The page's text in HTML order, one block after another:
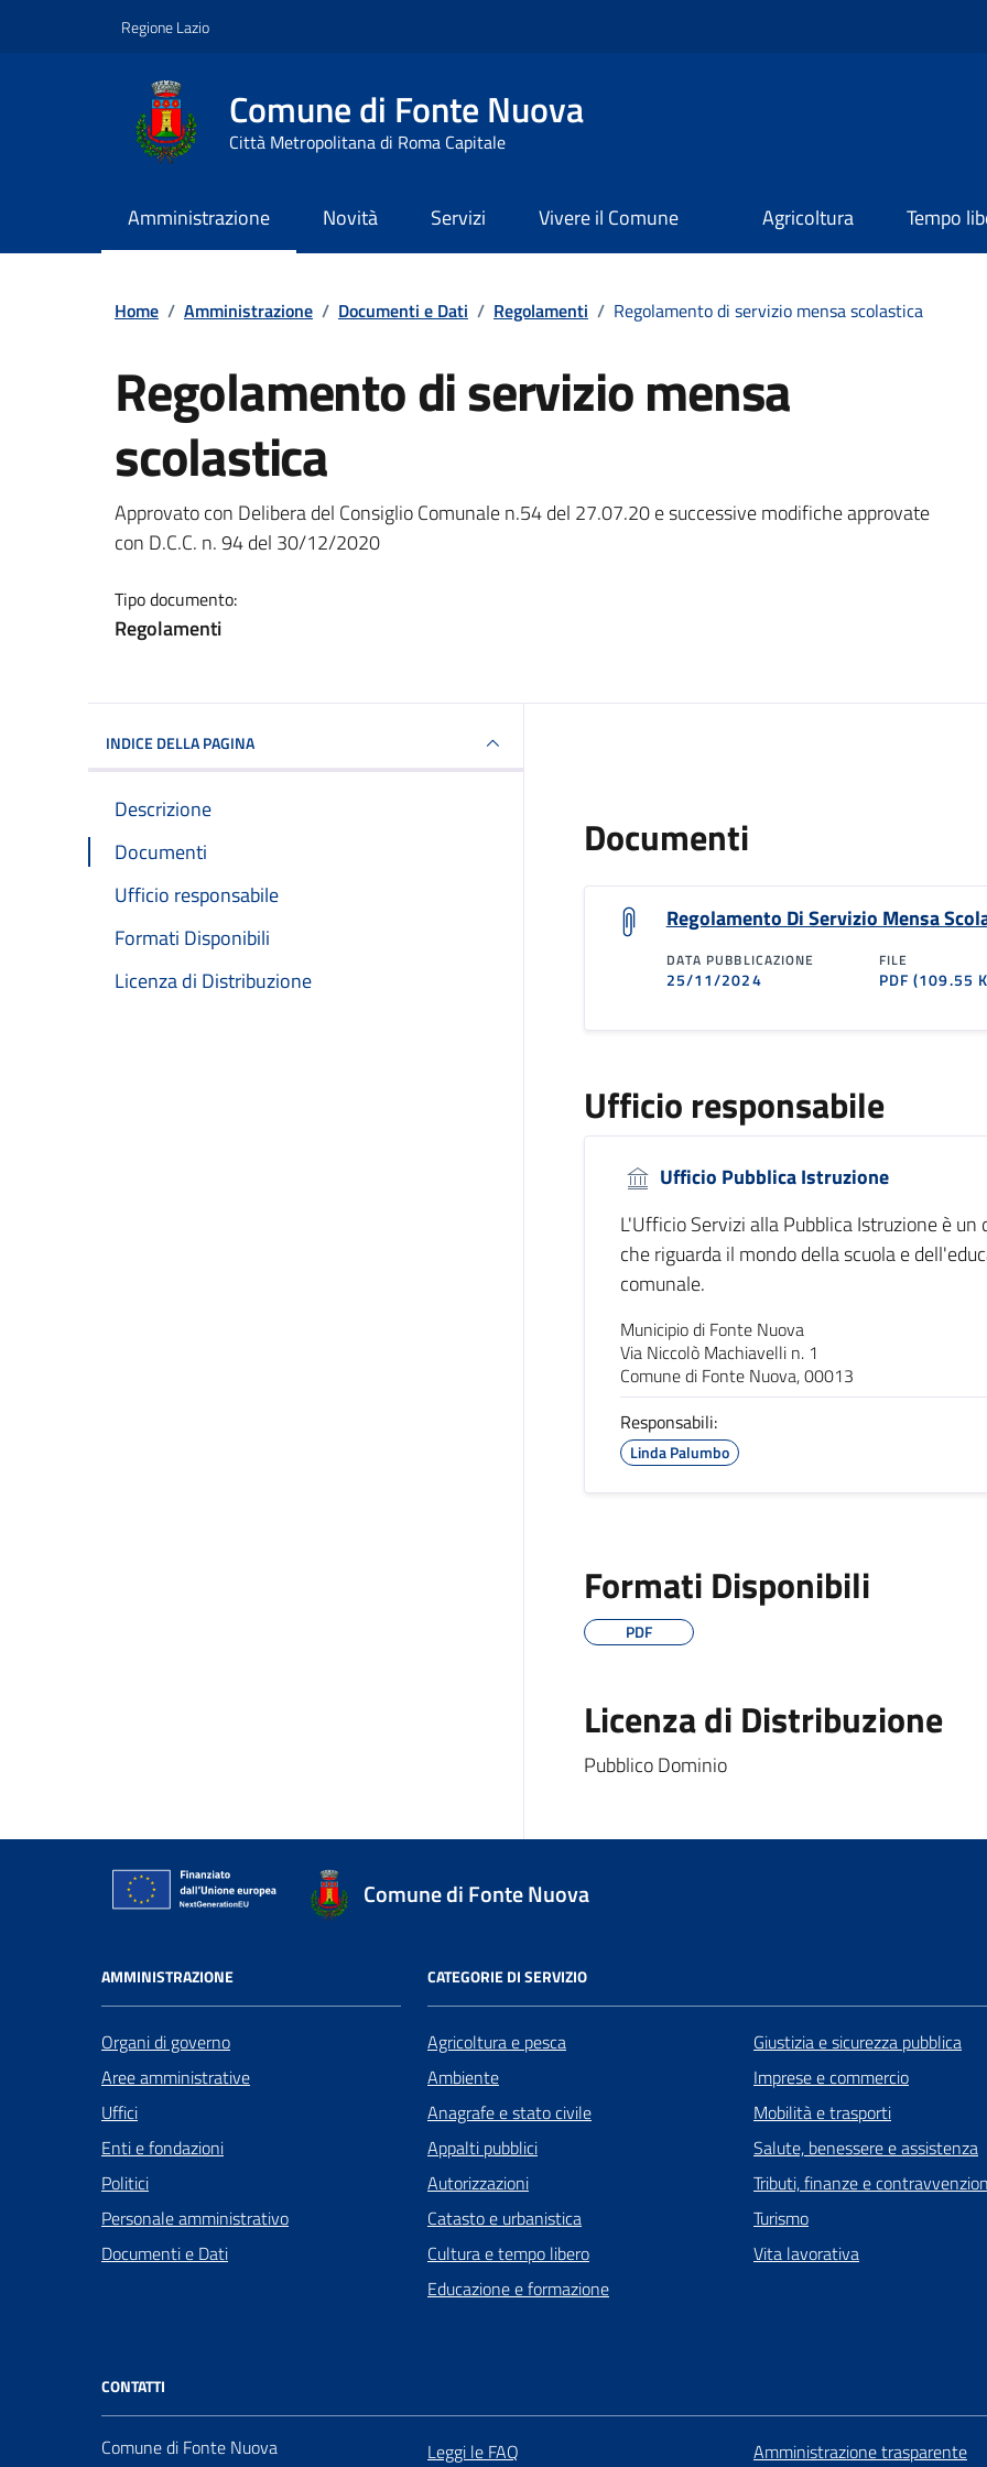
Regione Lazio
Comune di Fonte Nuova
Città Metropolitana di Roma Capitale
Amministrazione Novità Servizi Vivere il Comune Agricoltura Tempo
Home / Amministrazione / Documenti e Dati / Regolamenti / Regolamento di servizio mensa scolastica
Regolamento di servizio mensa
scolastica
Dettagli del documento
Approvato con Delibera del Consiglio Comunale n.54 del 27.07.20 e successive modifiche approvate
con D.C.C. n. 94 del 30/12/2020
Tipo documento:
Regolamenti
INDICE DELLA PAGINA
Descrizione
Documenti
Ufficio responsabile
Formati Disponibili
Licenza di Distribuzione
Documenti
Regolamento Di Servizio Mensa
DATA PUBBLICAZIONE
25/11/2024
FILE
PDF(109.55
Ufficio responsabile
Ufficio Pubblica Istruzione
L'Ufficio Servizi alla Pubblica Istruzione è
che riguarda il mondo della scuola e
comunale.
Municipio di Fonte Nuova
Via Niccolò Machiavelli n. 1
Comune di Fonte Nuova, 00013
Responsabili:
Linda Palumbo
Formati Disponibili
PDF
Licenza di Distribuzione
Pubblico Dominio
Comune di Fonte Nuova
AMMINISTRAZIONE
Organi di governo
Aree amministrative
Uffici
Enti e fondazioni
Politici
Personale amministrativo
Documenti e Dati
CATEGORIE DI SERVIZIO
Agricoltura e pesca
Ambiente
Anagrafe e stato civile
Appalti pubblici
Autorizzazioni
Catasto e urbanistica
Cultura e tempo libero
Educazione e formazione
Giustizia e sicurezza pubblica
Imprese e commercio
Mobilità e trasporti
Salute, benessere e assistenza
Tributi, finanze e
Turismo
Vita lavorativa
CONTATTI
Comune di Fonte Nuova
Leggi le FAQ Amministrazione trasparente